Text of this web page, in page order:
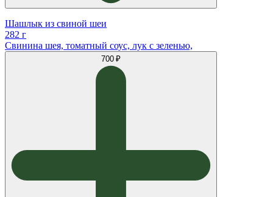
Шашлык из свиной шеи
282 г
Свинина шея, томатный соус, лук с зеленью,
700 ₽